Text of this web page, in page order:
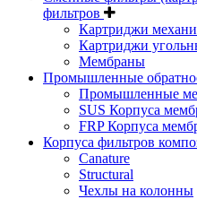
фильтров
Картриджи
Картриджи
Мембраны
Промышленные
Промышленные
SUS Корпуса
FRP Корпуса
Корпуса фильтров
Canature
Structural
Чехлы на колонны